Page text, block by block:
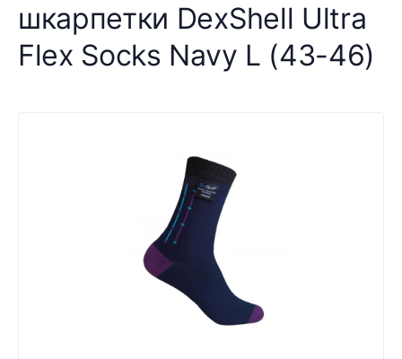
шкарпетки DexShell Ultra
Flex Socks Navy L (43-46)